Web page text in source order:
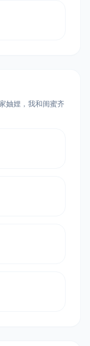
妯娌，我和闺蜜齐